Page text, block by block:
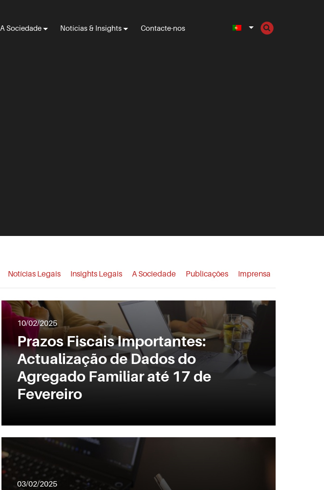
A Sociedade Notícias & Insights Contacte-nos
Notícias Legais Insights Legais A Sociedade Publicações Imprensa
10/02/2025
Prazos Fiscais Importantes:
Actualização de Dados do
Agregado Familiar até 17 de
Fevereiro
03/02/2025